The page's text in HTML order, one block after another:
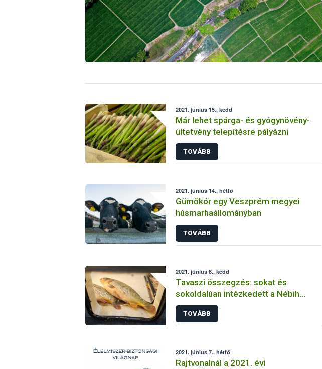
2021. június 15., kedd
Már lehet spárga- és gyógynövény-
ültetvény telepítésre pályázni
TOVÁBB
2021. június 14., hétfő
Gümőkór egy Veszprém megyei
húsmarhaállományban
TOVÁBB
2021. június 8., kedd
Tavaszi összegzés: sokat és
sokoldalúan intézkedett a Nébih
Állami Halőri Szolgálata
TOVÁBB
2021. június 7., hétfő
Rajtvonalnál a 2021. évi